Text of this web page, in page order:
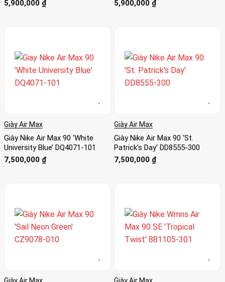
5,900,000 ₫
5,900,000 ₫
Giày Air Max
Giày Nike Air Max 90 ‘White
University Blue’ DQ4071-101
7,500,000 ₫
Giày Air Max
Giày Nike Air Max 90 ‘St.
Patrick’s Day’ DD8555-300
7,500,000 ₫